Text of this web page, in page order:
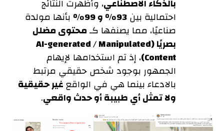
بالذكاء الاصطناعي، وأظهرت النتائج
احتمالية بين93٪ و 99٪
بأنها مولدة
صناعيًا، مما يصنفها كـمحتوى مضلل
بصريًا (AI-generated / Manipulated
Content) ، إذ تم استخدامها لإيهام
الجمهور بوجود شخص حقيقي مرتبط
بالادعاء بينما هي في الواقعغير حقيقية
ولا تمثل أي طبيبة أو حدث واقعي.